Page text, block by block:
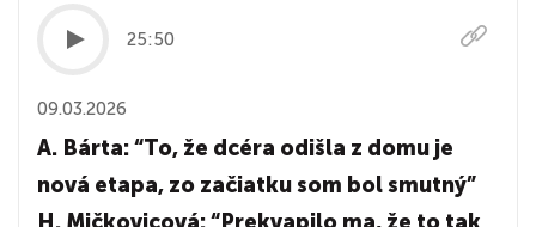
25:50
09.03.2026
A. Bárta: “To, že dcéra odišla z domu je
nová etapa, zo začiatku som bol smutný”